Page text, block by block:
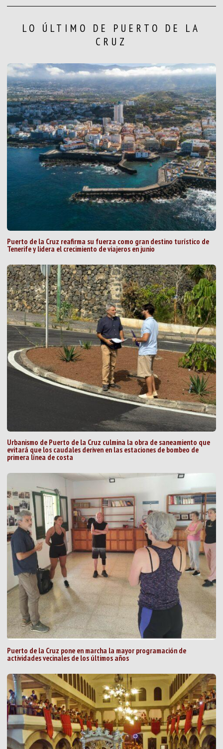
LO ÚLTIMO DE PUERTO DE LA
CRUZ
Puerto de la Cruz reafirma su fuerza como gran destino turístico de
Tenerife y lidera el crecimiento de viajeros en junio
Urbanismo de Puerto de la Cruz culmina la obra de saneamiento que
evitará que los caudales deriven en las estaciones de bombeo de
primera línea de costa
Puerto de la Cruz pone en marcha la mayor programación de
actividades vecinales de los últimos años